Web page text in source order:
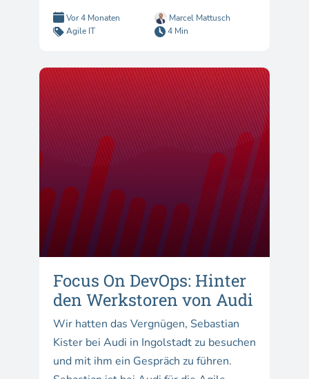
Vor 4 Monaten
Marcel Mattusch
Agile IT
4 Min
Focus On DevOps: Hinter
den Werkstoren von Audi
Wir hatten das Vergnügen, Sebastian
Kister bei Audi in Ingolstadt zu besuchen
und mit ihm ein Gespräch zu führen.